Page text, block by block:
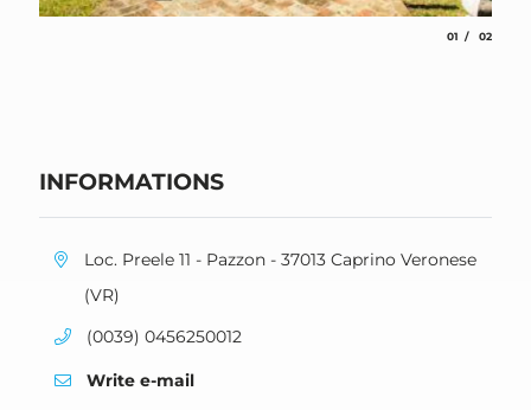
01 02
INFORMATIONS
aria.location:
Loc. Preele 11 - Pazzon - 37013 Caprino Veronese
(VR)
aria.phone:
(0039) 0456250012
Write e-mail